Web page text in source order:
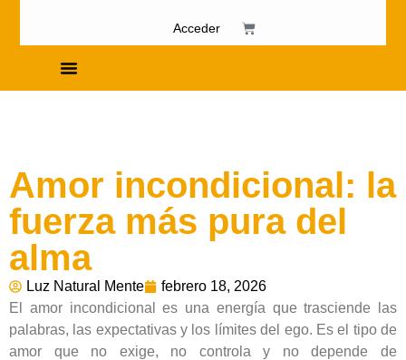
Acceder
Amor incondicional: la
fuerza más pura del
alma
Luz Natural Mente
febrero 18, 2026
El amor incondicional es una energía que trasciende las
palabras, las expectativas y los límites del ego. Es el tipo de
amor que no exige, no controla y no depende de